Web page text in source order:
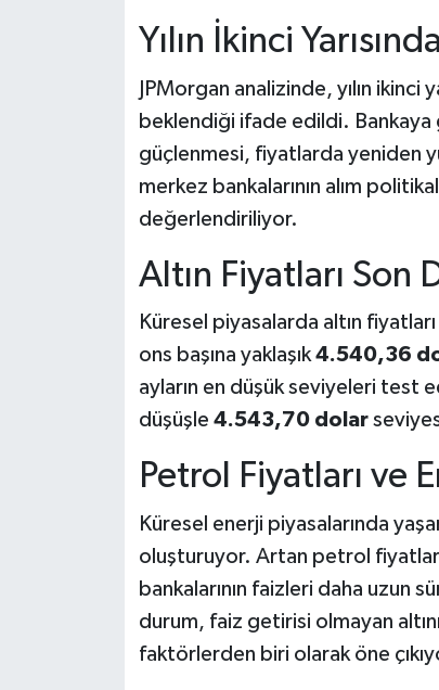
Yılın İkinci
JPMorgan analizinde, yılın ikinci
beklendiği ifade edildi. Bankaya
güçlenmesi, fiyatlarda yeniden
merkez bankalarının alım
değerlendiriliyor.
Altın Fiyatları Son
Küresel piyasalarda altın
ons başına yaklaşık4.540,36
ayların en düşük seviyeleri test
düşüşle 4.543,70 dolar
Petrol Fiyatları ve
Küresel enerji piyasalarında
oluşturuyor. Artan petrol
bankalarının faizleri daha uzun
durum, faiz getirisi olmayan
faktörlerden biri olarak öne